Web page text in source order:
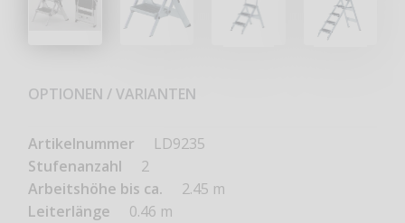
OPTIONEN / VARIANTEN
LD9235
2
2.45 m
0.46 m